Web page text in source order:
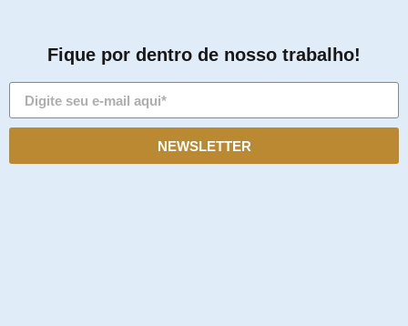
Fique por dentro de nosso trabalho!
NEWSLETTER